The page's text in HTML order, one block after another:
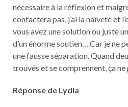
nécessaire à la réflexion et
contactera pas, j’ai la naïveté et
vous avez une solution ou juste
d’un énorme soutien….Car je ne
une fausse séparation. Quand
trouvés et se comprennent, ça
Réponse de Lydia